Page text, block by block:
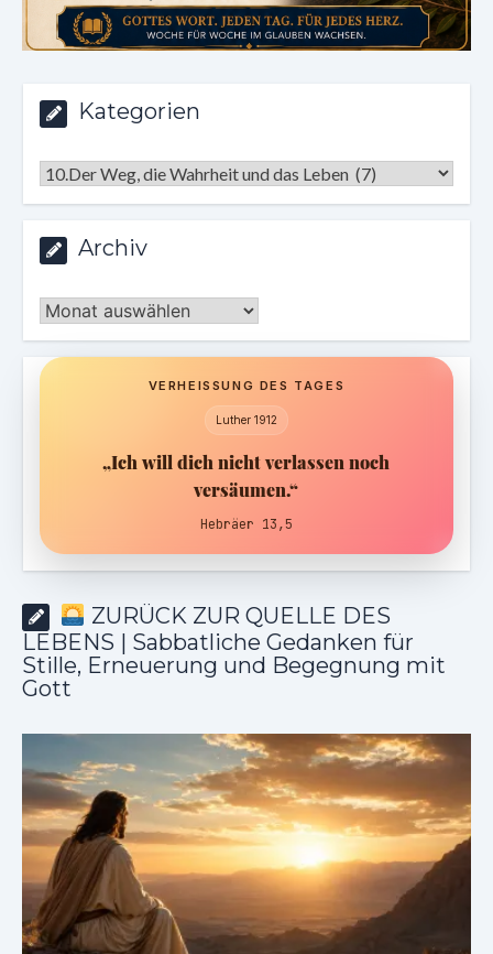
Kategorien
Kategorien
Archiv
Archiv
VERHEISSUNG DES TAGES
Luther 1912
„Ich will dich nicht verlassen noch
versäumen.“
Hebräer 13,5
ZURÜCK ZUR QUELLE DES
LEBENS | Sabbatliche Gedanken für
Stille, Erneuerung und Begegnung mit
Gott